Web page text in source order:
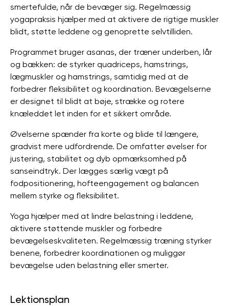
smertefulde, når de bevæger sig. Regelmæssig
yogapraksis hjælper med at aktivere de rigtige muskler
blidt, støtte leddene og genoprette selvtilliden.
Programmet bruger asanas, der træner underben, lår
og bækken: de styrker quadriceps, hamstrings,
lægmuskler og hamstrings, samtidig med at de
forbedrer fleksibilitet og koordination. Bevægelserne
er designet til blidt at bøje, strække og rotere
knæleddet let inden for et sikkert område.
Øvelserne spænder fra korte og blide til længere,
gradvist mere udfordrende. De omfatter øvelser for
justering, stabilitet og dyb opmærksomhed på
sanseindtryk. Der lægges særlig vægt på
fodpositionering, hofteengagement og balancen
mellem styrke og fleksibilitet.
Yoga hjælper med at lindre belastning i leddene,
aktivere støttende muskler og forbedre
bevægelseskvaliteten. Regelmæssig træning styrker
benene, forbedrer koordinationen og muliggør
bevægelse uden belastning eller smerter.
Lektionsplan